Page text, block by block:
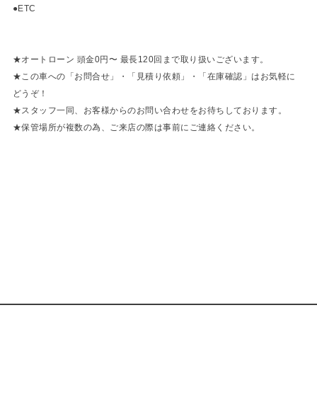
●ETC
★オートローン 頭金0円〜 最長120回まで取り扱いございます。
★この車への「お問合せ」・「見積り依頼」・「在庫確認」はお気軽に
どうぞ！
★スタッフ一同、お客様からのお問い合わせをお待ちしております。
★保管場所が複数の為、ご来店の際は事前にご連絡ください。